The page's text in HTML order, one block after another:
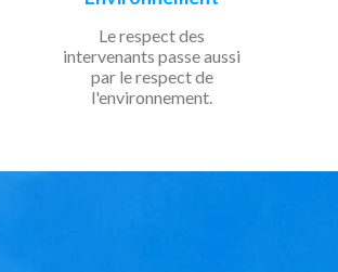
Le respect des
intervenants passe aussi
par le respect de
l'environnement.